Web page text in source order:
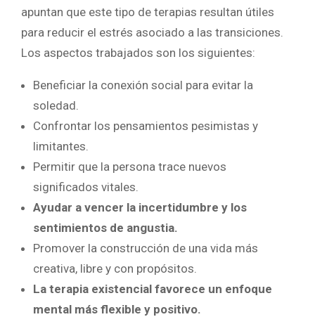
apuntan que este tipo de terapias resultan útiles
para reducir el estrés asociado a las transiciones.
Los aspectos trabajados son los siguientes:
Beneficiar la conexión social para evitar la
soledad.
Confrontar los pensamientos pesimistas y
limitantes.
Permitir que la persona trace nuevos
significados vitales.
Ayudar a vencer la incertidumbre y los
sentimientos de angustia.
Promover la construcción de una vida más
creativa, libre y con propósitos.
La terapia existencial favorece un enfoque
mental más flexible y positivo.